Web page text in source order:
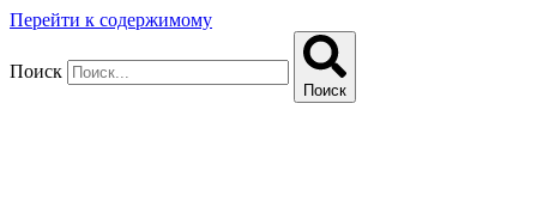
Перейти к содержимому
Поиск
Поиск